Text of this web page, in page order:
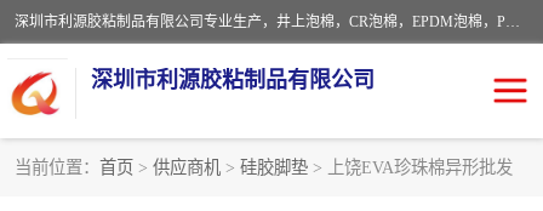
深圳市利源胶粘制品有限公司专业生产，井上泡棉，CR泡棉，EPDM泡棉，PORON泡棉厚度剖切，公差正负0.1mm，硅胶条，脚垫，异形一次成型，雕刻EVA海绵；包装材料:精密仪器、医疗器具、运输时缓冲、防震材料。建筑:住房装潢材料、房屋门窗密封；轻便、强韧性：轻便并且具有较强的韧性，良好的耐油性与耐溶剂性。隔热性：导热性低具有优越的保温性，具有的回弹性。
深圳市利源胶粘制品有限公司
当前位置： 首页 > 供应商机 > 硅胶脚垫 > 上饶EVA珍珠棉异形批发